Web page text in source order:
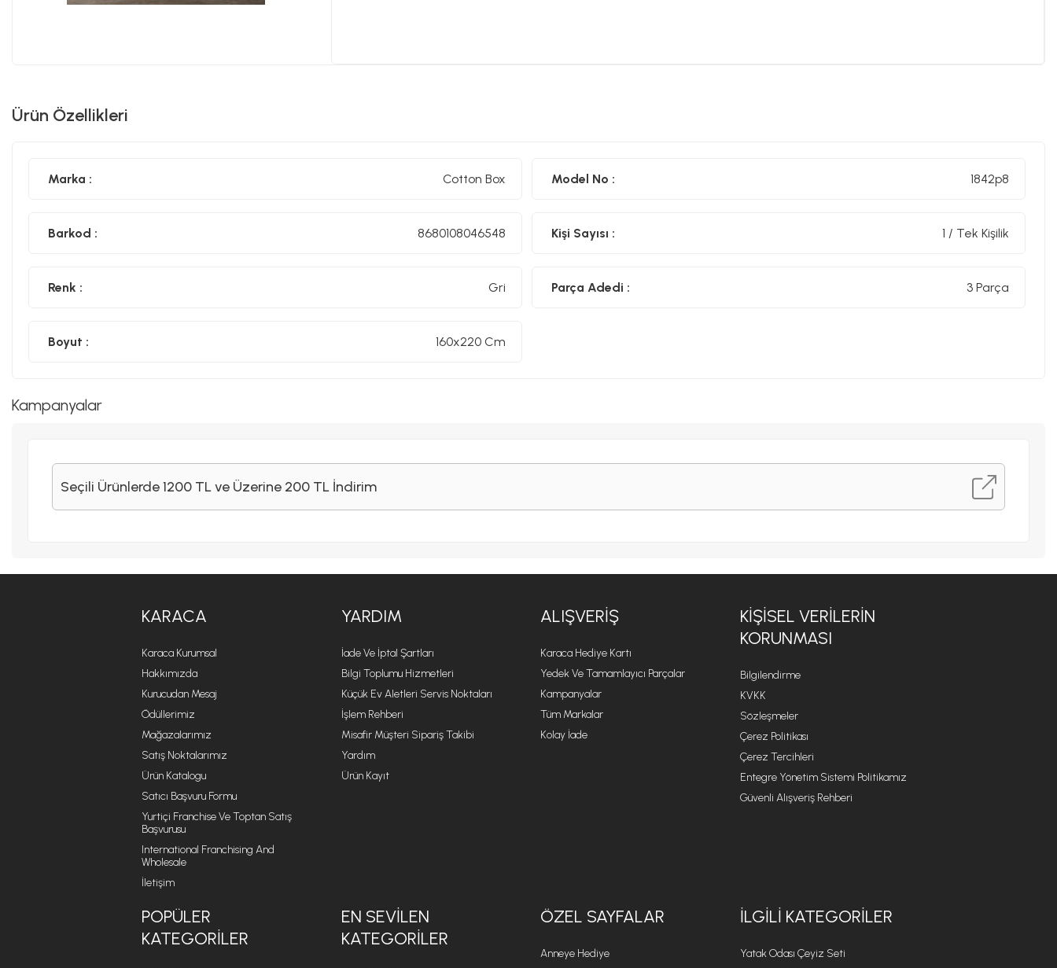
Ürün Özellikleri
Marka : Cotton Box Model No : 1842p8
Barkod : 8680108046548 Kişi Sayısı : 1 / Tek Kişilik
Renk : Gri Parça Adedi : 3 Parça
Boyut : 160x220 Cm
Kampanyalar
Seçili Ürünlerde 1200 TL ve Üzerine 200 TL İndirim
KARACA
Karaca Kurumsal
Hakkımızda
Kurucudan Mesaj
Ödüllerimiz
Mağazalarımız
Satış Noktalarımız
Ürün Katalogu
Satıcı Başvuru Formu
Yurtiçi Franchise Ve Toptan Satış
Başvurusu
International Franchising And
Wholesale
İletişim
YARDIM
İade Ve İptal Şartları
Bilgi Toplumu Hizmetleri
Küçük Ev Aletleri Servis Noktaları
İşlem Rehberi
Misafir Müşteri Sipariş Takibi
Yardım
Ürün Kayıt
ALIŞVERIŞ
Karaca Hediye Kartı
Yedek Ve Tamamlayıcı Parçalar
Kampanyalar
Tüm Markalar
Kolay İade
KIŞISEL VERILERIN
KORUNMASI
Bilgilendirme
KVKK
Sözleşmeler
Çerez Politikası
Çerez Tercihleri
Entegre Yönetim Sistemi Politikamız
Güvenli Alışveriş Rehberi
POPÜLER
KATEGORILER
EN SEVILEN
KATEGORILER
ÖZEL SAYFALAR
Anneye Hediye
İLGILI KATEGORILER
Yatak Odası Çeyiz Seti